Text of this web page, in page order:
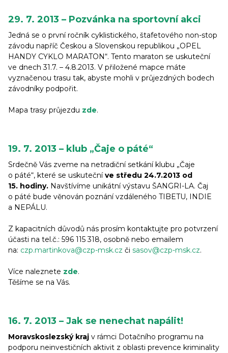
29. 7. 2013 – Pozvánka na sportovní akci
Jedná se o první ročník cyklistického, štafetového non-stop
závodu napříč Českou a Slovenskou republikou „OPEL
HANDY CYKLO MARATON“. Tento maraton se uskuteční
ve dnech 31.7. – 4.8.2013. V přiložené mapce máte
vyznačenou trasu tak, abyste mohli v průjezdných bodech
závodníky podpořit.
Mapa trasy průjezdu zde.
19. 7. 2013 – klub „Čaje o páté“
Srdečně Vás zveme na netradiční setkání klubu „Čaje
o páté“, které se uskutečníve středu 24.7.2013 od
15. hodiny. Navštívíme unikátní výstavu ŠANGRI-LA. Čaj
o páté bude věnován poznání vzdáleného TIBETU, INDIE
a NEPÁLU.
Z kapacitních důvodů nás prosím kontaktujte pro potvrzení
účasti na tel.č.: 596 115 318, osobně nebo emailem
na: czp.martinkova@czp-msk.cz či sasov@czp-msk.cz.
Více naleznete zde.
Těšíme se na Vás.
16. 7. 2013 – Jak se nenechat napálit!
Moravskoslezský kraj v rámci Dotačního programu na
podporu neinvestičních aktivit z oblasti prevence kriminality